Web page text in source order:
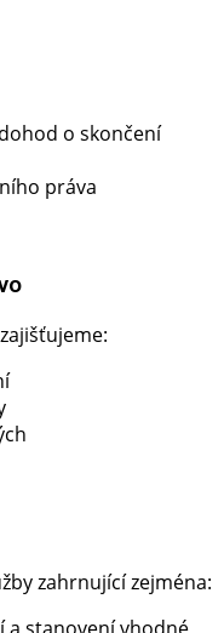
o skončení
práva
zahrnující zejména: